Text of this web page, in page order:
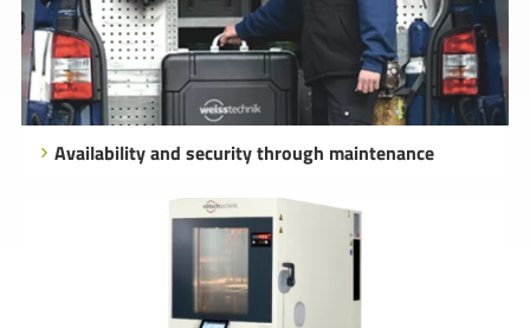
Availability and security through maintenance